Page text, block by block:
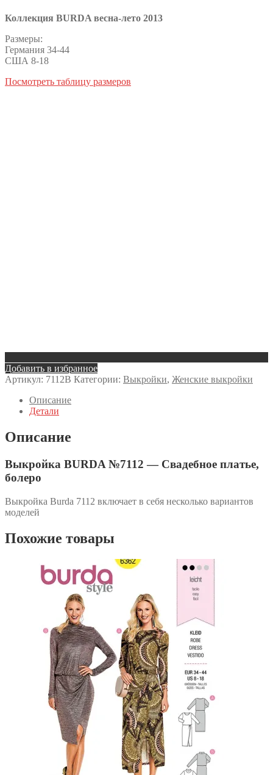
Коллекция BURDA весна-лето 2013
Размеры:
Германия 34-44
США 8-18
Посмотреть таблицу размеров
Добавить в избранное
Артикул: 7112B Категории: Выкройки, Женские выкройки
Описание
Детали
Описание
Выкройка BURDA №7112 — Свадебное платье,
болеро
Выкройка Burda 7112 включает в себя несколько вариантов
моделей
Похожие товары